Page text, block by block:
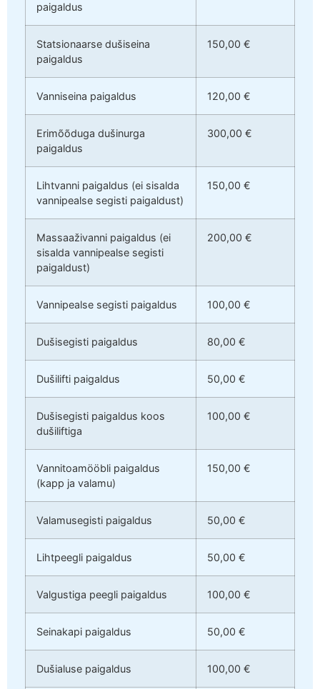
paigaldus
Statsionaarse dušiseina
paigaldus
150,00 €
Vanniseina paigaldus 120,00 €
Erimõõduga dušinurga
paigaldus
300,00 €
Lihtvanni paigaldus (ei sisalda
vannipealse segisti paigaldust)
150,00 €
Massaaživanni paigaldus (ei
sisalda vannipealse segisti
paigaldust)
200,00 €
Vannipealse segisti paigaldus 100,00 €
Dušisegisti paigaldus 80,00 €
Dušilifti paigaldus 50,00 €
Dušisegisti paigaldus koos
dušiliftiga
100,00 €
Vannitoamööbli paigaldus
(kapp ja valamu)
150,00 €
Valamusegisti paigaldus 50,00 €
Lihtpeegli paigaldus 50,00 €
Valgustiga peegli paigaldus 100,00 €
Seinakapi paigaldus 50,00 €
Dušialuse paigaldus 100,00 €